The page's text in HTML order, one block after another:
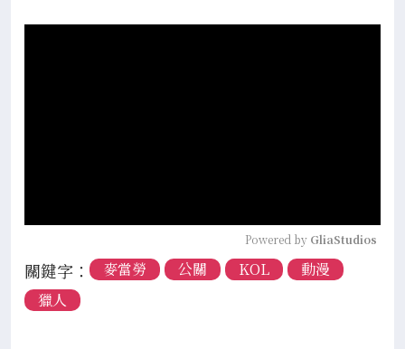
Powered by GliaStudios
關鍵字： 麥當勞 公關 KOL
動漫
獵人